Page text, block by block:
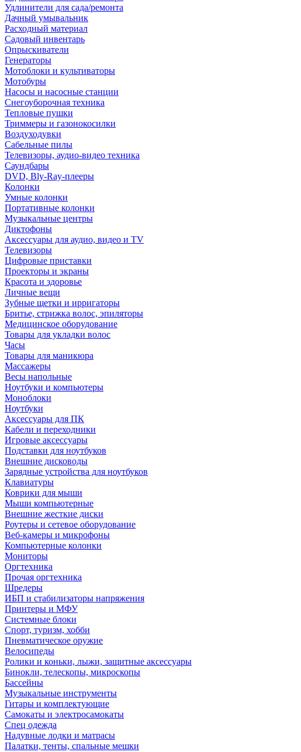
Удлинители для сада/ремонта
Дачный умывальник
Расходный материал
Садовый инвентарь
Опрыскиватели
Генераторы
Мотоблоки и культиваторы
Мотобуры
Насосы и насосные станции
Снегоуборочная техника
Тепловые пушки
Триммеры и газонокосилки
Воздуходувки
Сабельные пилы
Телевизоры, аудио-видео техника
Саундбары
DVD, Bly-Ray-плееры
Колонки
Умные колонки
Портативные колонки
Музыкальные центры
Диктофоны
Аксессуары для аудио, видео и TV
Телевизоры
Цифровые приставки
Проекторы и экраны
Красота и здоровье
Личные вещи
Зубные щетки и ирригаторы
Бритье, стрижка волос, эпиляторы
Медицинское оборудование
Товары для укладки волос
Часы
Товары для маникюра
Массажеры
Весы напольные
Ноутбуки и компьютеры
Моноблоки
Ноутбуки
Аксессуары для ПК
Кабели и переходники
Игровые аксессуары
Подставки для ноутбуков
Внешние дисководы
Зарядные устройства для ноутбуков
Клавиатуры
Коврики для мыши
Мыши компьютерные
Внешние жесткие диски
Роутеры и сетевое оборудование
Веб-камеры и микрофоны
Компьютерные колонки
Мониторы
Оргтехника
Прочая оргтехника
Шредеры
ИБП и стабилизаторы напряжения
Принтеры и МФУ
Системные блоки
Спорт, туризм, хобби
Пневматическое оружие
Велосипеды
Ролики и коньки, лыжи, защитные аксессуары
Бинокли, телескопы, микроскопы
Бассейны
Музыкальные инструменты
Гитары и комплектующие
Самокаты и электросамокаты
Спец одежда
Надувные лодки и матрасы
Палатки, тенты, спальные мешки